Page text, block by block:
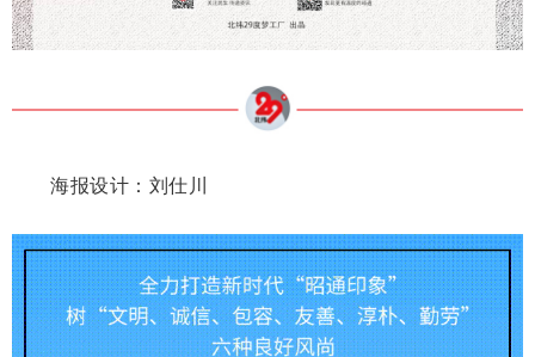
海报设计：刘仕川